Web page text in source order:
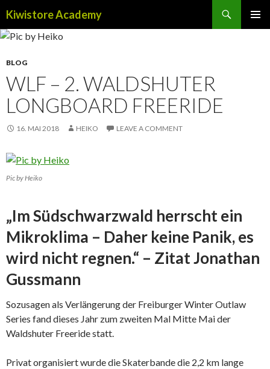
Kiwistore Academy
BLOG
WLF – 2. WALDSHUTER
LONGBOARD FREERIDE
16. MAI 2018 HEIKO LEAVE A COMMENT
Pic by Heiko
„Im Südschwarzwald herrscht ein
Mikroklima – Daher keine Panik, es
wird nicht regnen.“ – Zitat Jonathan
Gussmann
Sozusagen als Verlängerung der Freiburger Winter Outlaw
Series fand dieses Jahr zum zweiten Mal Mitte Mai der
Waldshuter Freeride statt.
Privat organisiert wurde die Skaterbande die 2,2 km lange